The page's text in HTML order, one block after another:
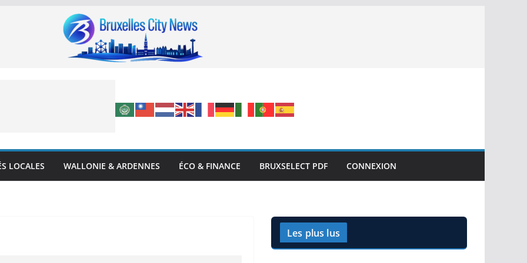
LOCALES WALLONIE & ARDENNES ÉCO & FINANCE BRUXSELECT PDF CONNEXION
Les plus lus